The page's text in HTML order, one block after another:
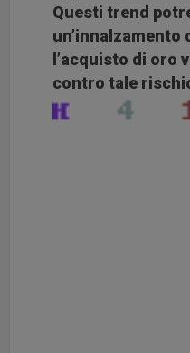
Questi trend
un’innalzamento
l’acquisto di oro
contro tale